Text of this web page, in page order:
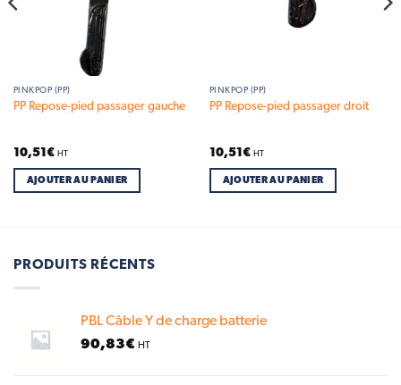
PINKPOP (PP)
PP Repose-pied passager gauche
10,51 € HT
AJOUTER AU PANIER
PINKPOP (PP)
PP Repose-pied passager droit
10,51 € HT
AJOUTER AU PANIER
PRODUITS RÉCENTS
PBL Câble Y de charge batterie
90,83€ HT